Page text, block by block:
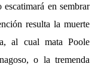
en sembrar
resulta la muerte
al cual mata Poole
o la tremenda